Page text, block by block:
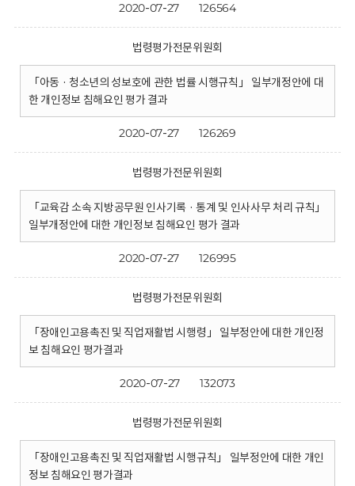
2020-07-27 126564
법령평가전문위원회
「아동 · 청소년의 성보호에 관한 법률 시행규칙」 일부개정안에 대
한 개인정보 침해요인 평가 결과
2020-07-27 126269
법령평가전문위원회
「교육감 소속 지방공무원 인사기록 · 통계 및 인사사무 처리 규칙」
일부개정안에 대한 개인정보 침해요인 평가 결과
2020-07-27 126995
법령평가전문위원회
「장애인고용촉진 및 직업재활법 시행령」 일부정안에 대한 개인정
보 침해요인 평가결과
2020-07-27 132073
법령평가전문위원회
「장애인고용촉진 및 직업재활법 시행규칙」 일부정안에 대한 개인
정보 침해요인 평가결과